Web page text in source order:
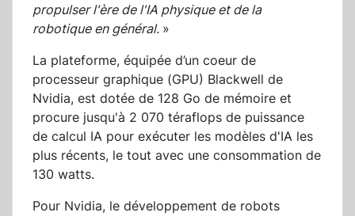
propulser l'ère de l'IA physique et de la
robotique en général. »
La plateforme, équipée d’un coeur de
processeur graphique (GPU) Blackwell de
Nvidia, est dotée de 128 Go de mémoire et
procure jusqu'à 2 070 téraflops de puissance
de calcul IA pour exécuter les modèles d'IA les
plus récents, le tout avec une consommation de
130 watts.
Pour Nvidia, le développement de robots